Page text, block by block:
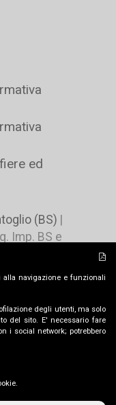
ed
(BS)
Imp. BS e
i.v |
navigazione e funzionali
degli utenti, ma solo
del sito. E' necessario fare
i social network; potrebbero